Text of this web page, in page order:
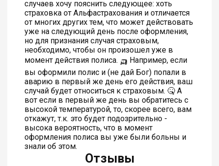
случаев хочу пояснить следующее: хоть
страховка от Альфастрахования и отличается
от многих других тем, что может действовать
уже на следующий день после оформления,
но для признания случая страховым,
необходимо, чтобы он произошел уже в
момент действия полиса. 🛺 Например, если
вы оформили полис и (не дай Бог) попали в
аварию в первый же день его действия, ваш
случай будет относиться к страховым. 🤒 А
вот если в первый же день вы обратитесь с
высокой температурой, то, скорее всего, вам
откажут, т.к. это будет подозрительно -
высока вероятность, что в момент
оформления полиса вы уже были больны и
знали об этом.
Отзывы